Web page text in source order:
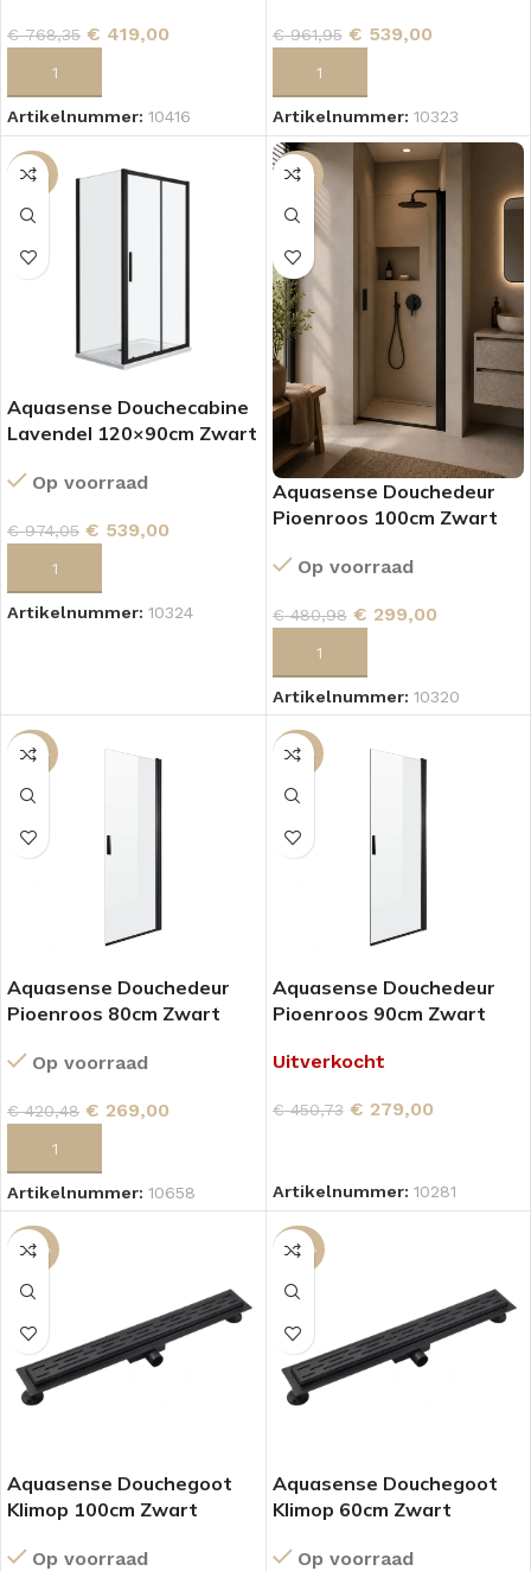
€768,35 € 419,00
Artikelnummer: 10416
€961,95 € 539,00
Artikelnummer: 10323
-45%
Aquasense Douchecabine
Lavendel 120×90cm Zwart
Op voorraad
€974,05 € 539,00
Artikelnummer: 10324
-38%
Aquasense Douchedeur
Pioenroos 100cm Zwart
Op voorraad
€480,98 € 299,00
Artikelnummer: 10320
-36%
Aquasense Douchedeur
Pioenroos 80cm Zwart
Op voorraad
€420,48 € 269,00
Artikelnummer: 10658
-38%
Aquasense Douchedeur
Pioenroos 90cm Zwart
Uitverkocht
€450,73 € 279,00
Artikelnummer: 10281
-44%
Aquasense Douchegoot
Klimop 100cm Zwart
Op voorraad
-42%
Aquasense Douchegoot
Klimop 60cm Zwart
Op voorraad